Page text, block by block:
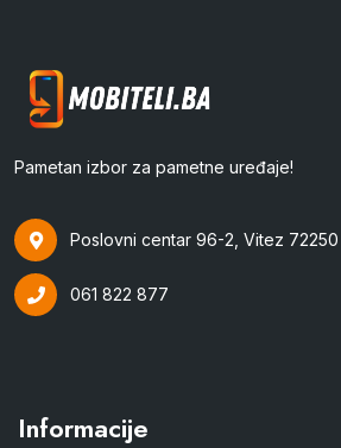
Pametan izbor za pametne uređaje!
Poslovni centar 96-2, Vitez 72250
061 822 877
Informacije